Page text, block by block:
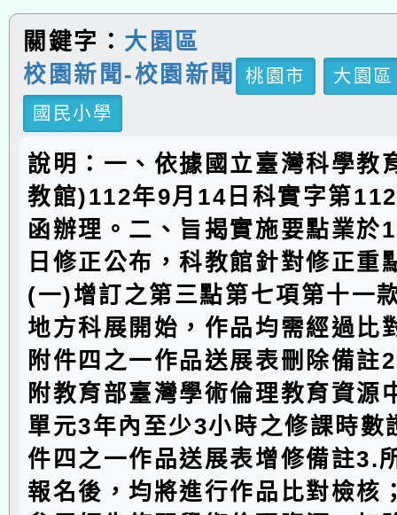
關鍵字： 大園區
校園新聞-校園新聞
桃園市
大園區
國民小學
說明：一、依據國立臺灣科學教
教館)112年9月14日科實字第
函辦理。二、旨揭實施要點業於
日修正公布，科教館針對修正重
(一)增訂之第三點第七項第十一
地方科展開始，作品均需經過比
附件四之一作品送展表刪除備註
附教育部臺灣學術倫理教育資源
單元3年內至少3小時之修課時數
件四之一作品送展表增修備註3.
報名後，均將進行作品比對檢核